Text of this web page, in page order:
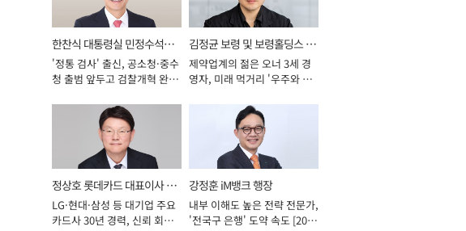
한찬식 대통령실 민정수석비
서관
'정통 검사' 출신, 공소청·중수
청 출범 앞두고 검찰개혁 완수
김정균 보령 및 보령홀딩스 대
표이사 사장
제약업계의 젊은 오너 3세 경
영자, 미래 먹거리 '우주와 헬
정상호 롯데카드 대표이사 사
장
LG·현대·삼성 등 대기업 주요
카드사 30년 경력, 신뢰 회복
강정훈 iM뱅크 행장
내부 이해도 높은 전략 전문가,
'전국구 은행' 도약 속도 [2026